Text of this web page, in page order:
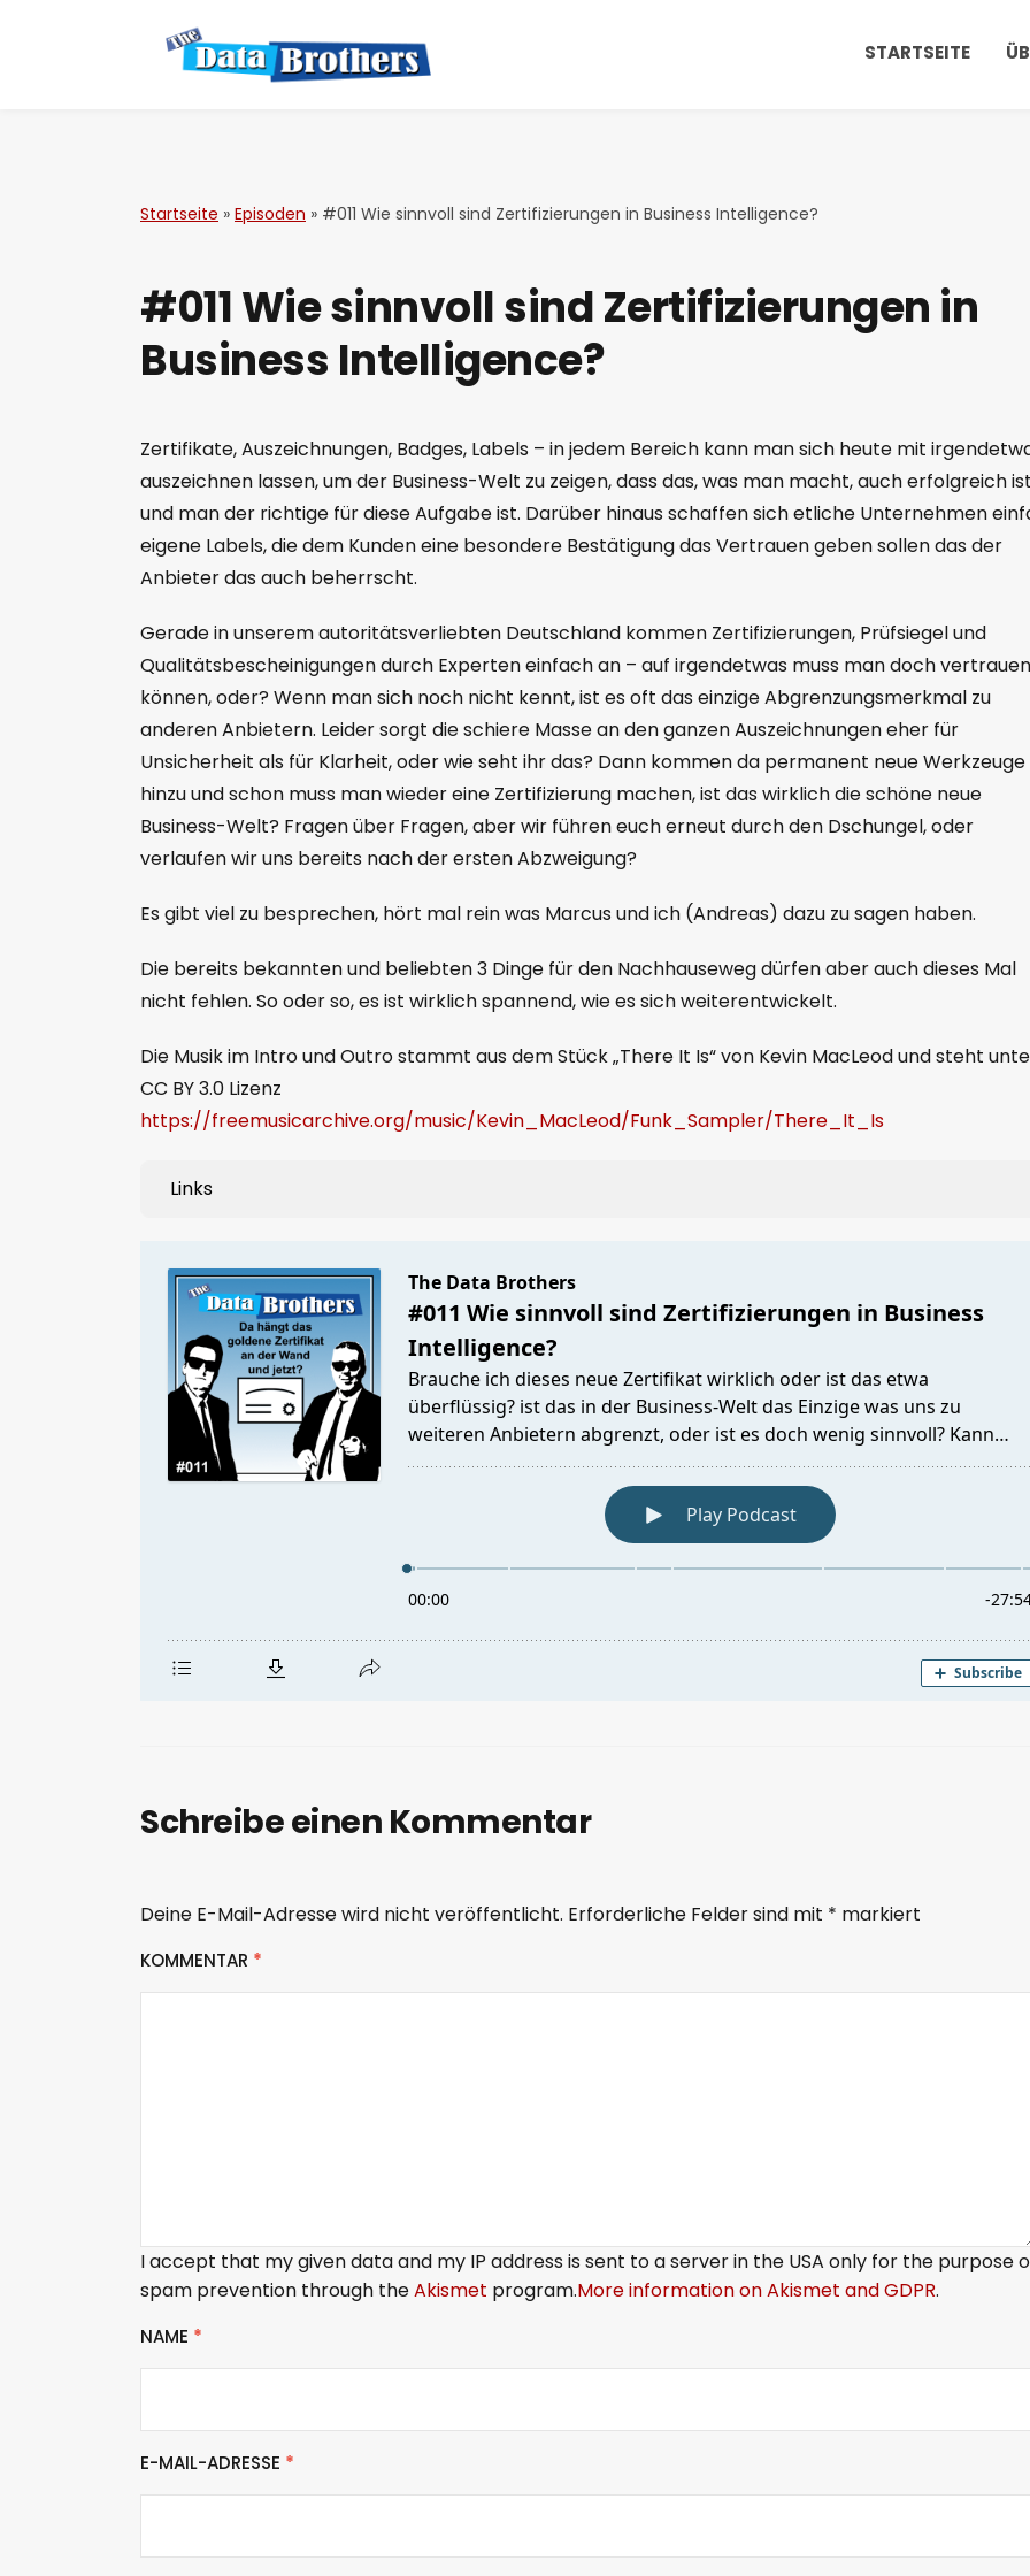
STARTSEITE
Startseite » Episoden » #011 Wie sinnvoll sind Zertifizierungen in Business Intelligence?
#011 Wie sinnvoll sind Zertifizierungen in
Business Intelligence?
Zertifikate, Auszeichnungen, Badges, Labels – in jedem Bereich kann man sich heute mit
auszeichnen lassen, um der Business-Welt zu zeigen, dass das, was man macht, auch erfolgreich
und man der richtige für diese Aufgabe ist. Darüber hinaus schaffen sich etliche Unternehmen
eigene Labels, die dem Kunden eine besondere Bestätigung das Vertrauen geben sollen das der
Anbieter das auch beherrscht.
Gerade in unserem autoritätsverliebten Deutschland kommen Zertifizierungen, Prüfsiegel und
Qualitätsbescheinigungen durch Experten einfach an – auf irgendetwas muss man doch vertrauen
können, oder? Wenn man sich noch nicht kennt, ist es oft das einzige Abgrenzungsmerkmal zu
anderen Anbietern. Leider sorgt die schiere Masse an den ganzen Auszeichnungen eher für
Unsicherheit als für Klarheit, oder wie seht ihr das? Dann kommen da permanent neue Werkzeuge
hinzu und schon muss man wieder eine Zertifizierung machen, ist das wirklich die schöne neue
Business-Welt? Fragen über Fragen, aber wir führen euch erneut durch den Dschungel, oder
verlaufen wir uns bereits nach der ersten Abzweigung?
Es gibt viel zu besprechen, hört mal rein was Marcus und ich (Andreas) dazu zu sagen haben.
Die bereits bekannten und beliebten 3 Dinge für den Nachhauseweg dürfen aber auch dieses Mal
nicht fehlen. So oder so, es ist wirklich spannend, wie es sich weiterentwickelt.
Die Musik im Intro und Outro stammt aus dem Stück „There It Is“ von Kevin MacLeod und steht
CC BY 3.0 Lizenz
https://freemusicarchive.org/music/Kevin_MacLeod/Funk_Sampler/There_It_Is
Links
Schreibe einen Kommentar
Deine E-Mail-Adresse wird nicht veröffentlicht. Erforderliche Felder sind mit * markiert
KOMMENTAR *
I accept that my given data and my IP address is sent to a server in the USA only for the purpose
spam prevention through theAkismet program.More information on Akismet and GDPR.
NAME *
E-MAIL-ADRESSE *